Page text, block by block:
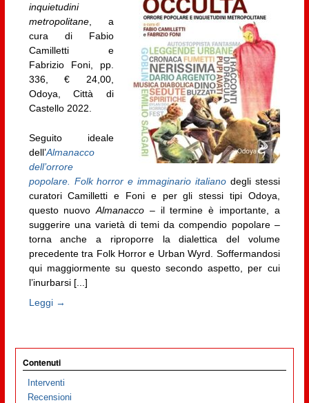
inquietudini
metropolitane, a
cura di Fabio
Camilletti e
Fabrizio Foni, pp.
336, € 24,00,
Odoya, Città di
Castello 2022.
Seguito ideale
dell’Almanacco
dell’orrore
popolare. Folk horror e immaginario italiano degli stessi
curatori Camilletti e Foni e per gli stessi tipi Odoya,
questo nuovoAlmanacco – il termine è importante, a
suggerire una varietà di temi da compendio popolare –
torna anche a riproporre la dialettica del volume
precedente tra Folk Horror e Urban Wyrd. Soffermandosi
qui maggiormente su questo secondo aspetto, per cui
l’inurbarsi [...]
Leggi →
Contenuti
Interventi
Recensioni